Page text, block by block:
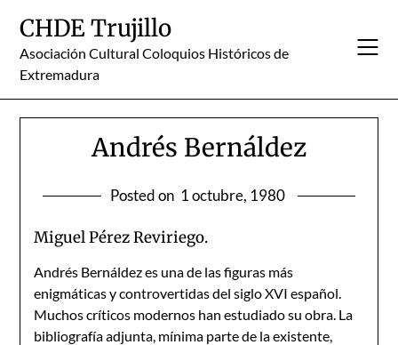
content
CHDE Trujillo
Asociación Cultural Coloquios Históricos de
Extremadura
Andrés Bernáldez
Posted on 1 octubre, 1980
Miguel Pérez Reviriego.
Andrés Bernáldez es una de las figuras más
enigmáticas y controvertidas del siglo XVI español.
Muchos críticos modernos han estudiado su obra. La
bibliografía adjunta, mínima parte de la existente,